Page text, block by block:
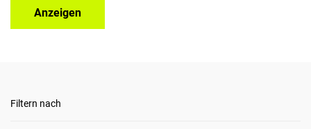
Anzeigen
Filtern nach